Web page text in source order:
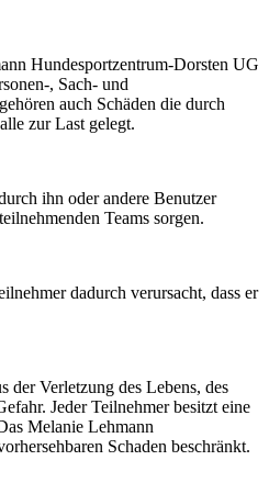
Hundesportzentrum-Dorsten UG
, Sach- und
auch Schäden die durch
zur Last gelegt.
ihn oder andere Benutzer
Teams sorgen.
dadurch verursacht, dass er
der Verletzung des Lebens, des
Jeder Teilnehmer besitzt eine
Melanie Lehmann
Schaden beschränkt.